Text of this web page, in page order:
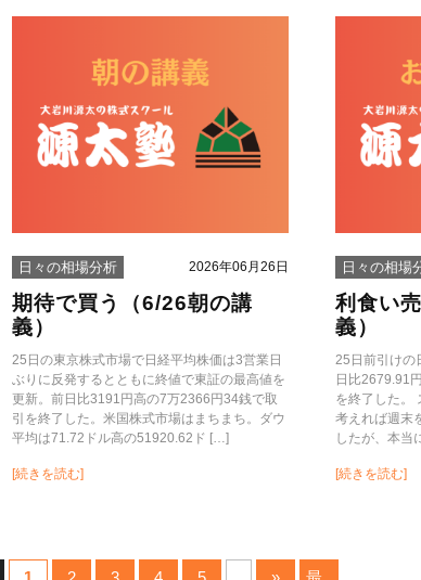
日々の相場分析 2026年06月26日
期待で買う（6/26朝の講
義）
25日の東京株式市場で日経平均株価は3営業日
ぶりに反発するとともに終値で東証の最高値を
更新。前日比3191円高の7万2366円34銭で取
引を終了した。米国株式市場はまちまち。ダウ
平均は71.72ドル高の51920.62ド […]
[続きを読む]
日々の相場
利食い
義）
25日前引けの
日比2679.91
を終了した。
考えれば週末
したが、本当
[続きを読む]